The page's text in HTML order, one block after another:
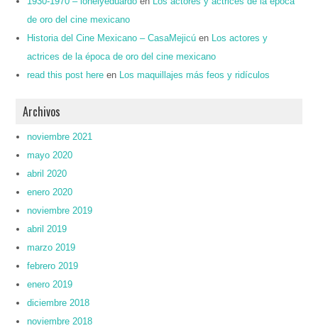
de oro del cine mexicano
Historia del Cine Mexicano – CasaMejicú en
Los actores y
actrices de la época de oro del cine mexicano
read this post here en Los maquillajes más feos y ridículos
Archivos
noviembre 2021
mayo 2020
abril 2020
enero 2020
noviembre 2019
abril 2019
marzo 2019
febrero 2019
enero 2019
diciembre 2018
noviembre 2018